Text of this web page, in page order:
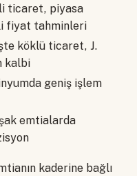
ticaret, piyasa
fiyat tahminleri
köklü ticaret, J.
kalbi
geniş işlem
emtialarda
kaderine bağlı